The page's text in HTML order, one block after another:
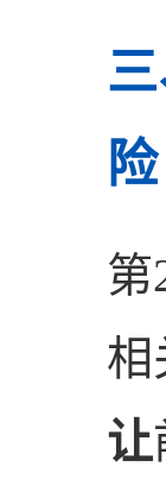
险
第
相
让